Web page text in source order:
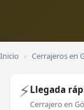
Inicio › Cerrajeros en
⚡Llegada
Cerrajero en